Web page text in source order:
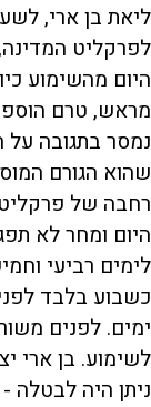
ליאת בן ארי,
לפרקליט
היום מהשימוע
מראש, טרם
נמסר בתגובה על
שהוא הגורם
רחבה של
היום ומחר לא
לימים רביעי
כשבוע בלבד
ימים. לפנים
לשימוע. בן ארי
ניתן היה לבטלה